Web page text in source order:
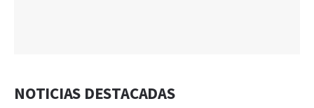
NOTICIAS DESTACADAS